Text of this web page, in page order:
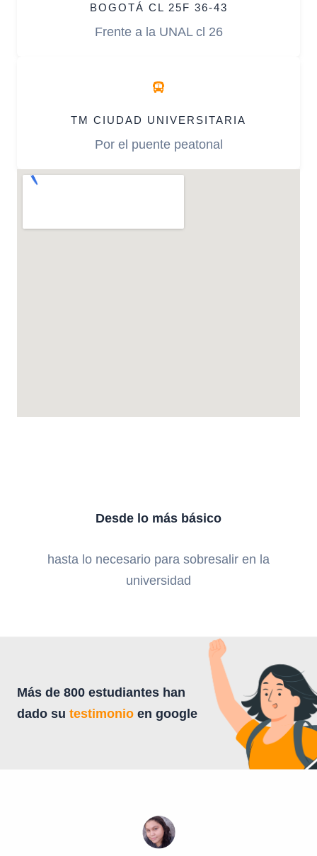
BOGOTÁ CL 25F 36-43
Frente a la UNAL cl 26
TM CIUDAD UNIVERSITARIA
Por el puente peatonal
Desde lo más básico
hasta lo necesario para sobresalir en la
universidad
Más de 800 estudiantes han
dado su testimonio en google